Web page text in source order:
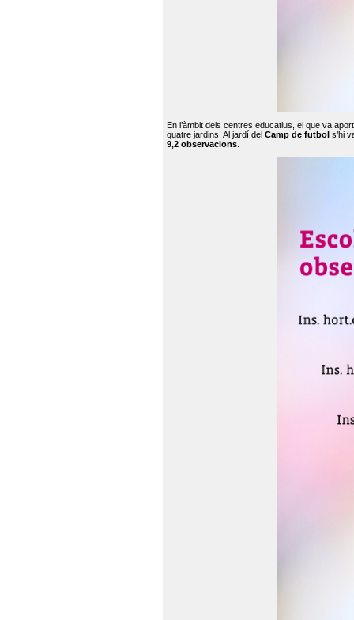
En l’àmbit dels centres educatius, el que va
quatre jardins. Al jardí del Camp de futbol s’hi
9,2 observacions